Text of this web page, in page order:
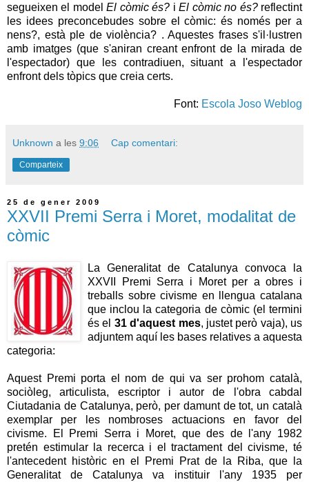
segueixen el modelEl còmic és? iEl còmic no és?reflectint
les idees preconcebudes sobre el còmic: és només per a
nens?, està ple de violència? . Aquestes frases s'il·lustren
amb imatges (que s'aniran creant enfront de la mirada de
l'espectador) que les contradiuen, situant a l'espectador
enfront dels tòpics que creia certs.
Font: Escola Joso Weblog
Unknown a les 9:06 Cap comentari:
Comparteix
25 de gener 2009
XXVII Premi Serra i Moret, modalitat de
còmic
La Generalitat de Catalunya convoca la
XXVII Premi Serra i Moret per a obres i
treballs sobre civisme en llengua catalana
que inclou la categoria de còmic (el termini
és el 31 d'aquest mes, justet però vaja), us
adjuntem aquí les bases relatives a aquesta
categoria:
Aquest Premi porta el nom de qui va ser prohom català,
sociòleg, articulista, escriptor i autor de l'obra cabdal
Ciutadania de Catalunya, però, per damunt de tot, un català
exemplar per les nombroses actuacions en favor del
civisme. El Premi Serra i Moret, que des de l'any 1982
pretén estimular la recerca i el tractament del civisme, té
l'antecedent històric en el Premi Prat de la Riba, que la
Generalitat de Catalunya va instituir l'any 1935 per